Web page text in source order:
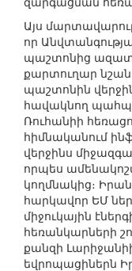
Այս
որ
պաշտոնից
քարտուղար
պաշտոնին
հավակնող
Ռուհանիի
հիմնականում
վերջինս
որպես
կողմնակից։
հարկավոր ԵՄ
միջուկային
հեռանկարների
քանզի
եվրոպացիներն